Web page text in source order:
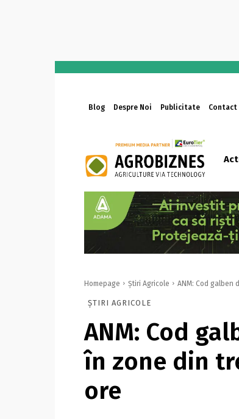
Blog Despre Noi Publicitate Contact
Homepage Știri Agricole ANM: Cod galben
ȘTIRI AGRICOLE
ANM: Cod
în zone din
ore